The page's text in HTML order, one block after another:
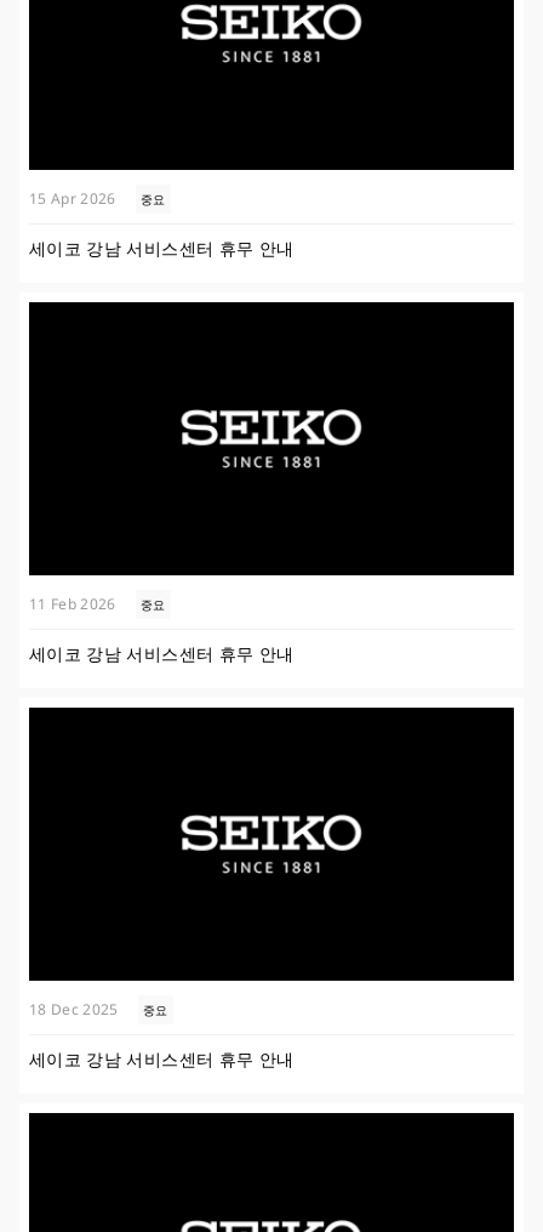
15 Apr 2026 중요
세이코 강남 서비스센터 휴무 안내
11 Feb 2026 중요
세이코 강남 서비스센터 휴무 안내
18 Dec 2025 중요
세이코 강남 서비스센터 휴무 안내